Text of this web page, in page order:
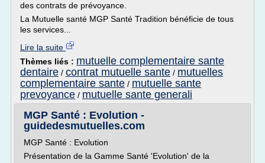
des contrats de prévoyance.
La Mutuelle santé MGP Santé Tradition bénéficie de tous
les services...
Lire la suite
Thèmes liés : mutuelle complementaire sante
dentaire / contrat mutuelle sante / mutuelles
complementaire sante / mutuelle sante
prevoyance / mutuelle sante generali
MGP Santé : Evolution -
guidedesmutuelles.com
MGP Santé : Evolution
Présentation de la Gamme Santé 'Evolution' de la